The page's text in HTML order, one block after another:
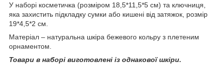
У наборі косметичка (розміром 18,5*11,5*5 см) та ключниця,
яка захистить підкладку сумки або кишені від затяжок, розмір
19*4,5*2 см.
Матеріал – натуральна шкіра бежевого кольру з плетеним
орнаментом.
Товари в наборі виготовлені із однакової шкіри.